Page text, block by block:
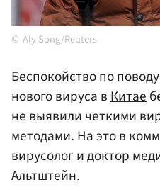
Aly Song/Reuters
Беспокойство по
нового вируса вКитае
не выявили четкими
методами. На это в
вирусолог и доктор
Альтштейн.